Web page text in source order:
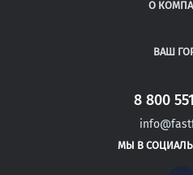
ВОПРОСЫ И
ПОЛИТИКА
О
ВАШ
САНКТ-
8 800
МЫ В